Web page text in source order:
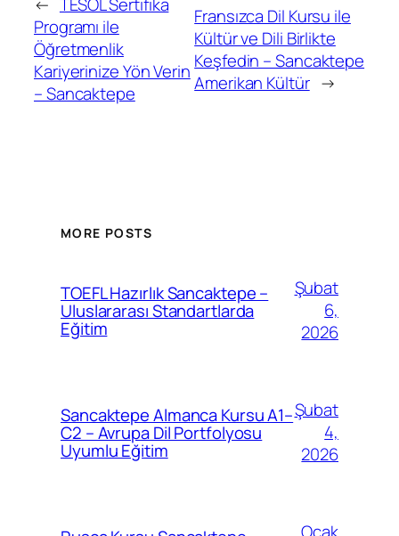
Programı ile
Öğretmenlik
Kariyerinize Yön Verin
– Sancaktepe
Fransızca Dil Kursu ile
Kültür ve Dili Birlikte
Keşfedin – Sancaktepe
Amerikan Kültür →
MORE POSTS
TOEFL Hazırlık Sancaktepe –
Uluslararası Standartlarda
Eğitim
Şubat
6,
2026
Sancaktepe Almanca Kursu A1–
C2 – Avrupa Dil Portfolyosu
Uyumlu Eğitim
Şubat
4,
2026